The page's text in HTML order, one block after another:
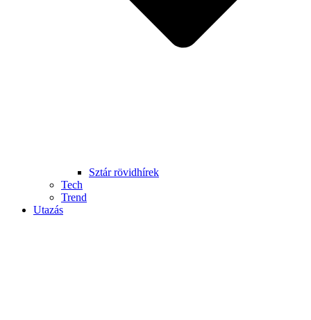
Sztár rövidhírek
Tech
Trend
Utazás